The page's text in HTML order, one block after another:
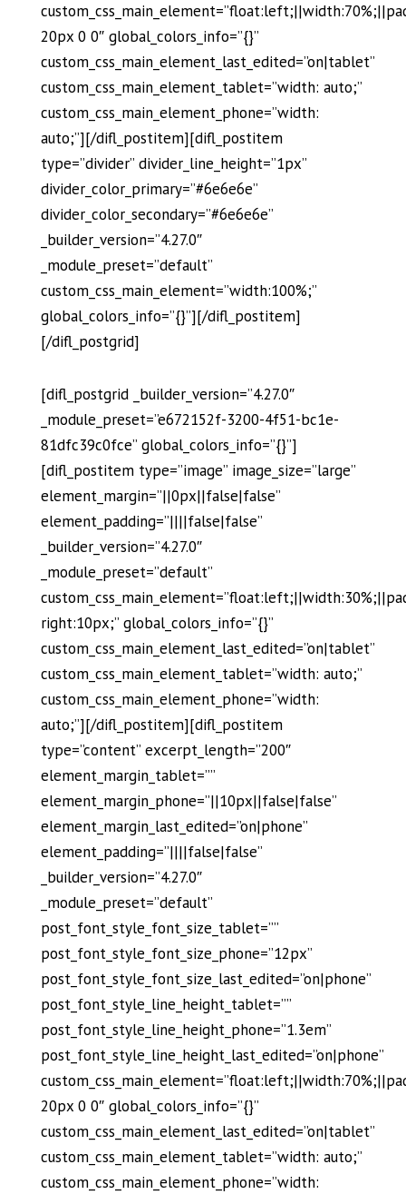
20px 0 0″ global_colors_info=”{}”
custom_css_main_element_last_edited=”on|tablet”
custom_css_main_element_tablet=”width: auto;”
custom_css_main_element_phone=”width:
auto;”][/difl_postitem][difl_postitem
type=”divider” divider_line_height=”1px”
divider_color_primary=”#6e6e6e”
divider_color_secondary=”#6e6e6e”
_builder_version=”4.27.0″
_module_preset=”default”
custom_css_main_element=”width:100%;”
global_colors_info=”{}”][/difl_postitem]
[/difl_postgrid]
[difl_postgrid _builder_version=”4.27.0″
_module_preset=”e672152f-3200-4f51-bc1e-
81dfc39c0fce” global_colors_info=”{}”]
[difl_postitem type=”image” image_size=”large”
element_margin=”||0px||false|false”
element_padding=”||||false|false”
_builder_version=”4.27.0″
_module_preset=”default”
right:10px;” global_colors_info=”{}”
custom_css_main_element_last_edited=”on|tablet”
custom_css_main_element_tablet=”width: auto;”
custom_css_main_element_phone=”width:
auto;”][/difl_postitem][difl_postitem
type=”content” excerpt_length=”200″
element_margin_tablet=””
element_margin_phone=”||10px||false|false”
element_margin_last_edited=”on|phone”
element_padding=”||||false|false”
_builder_version=”4.27.0″
_module_preset=”default”
post_font_style_font_size_tablet=””
post_font_style_font_size_phone=”12px”
post_font_style_font_size_last_edited=”on|phone”
post_font_style_line_height_tablet=””
post_font_style_line_height_phone=”1.3em”
post_font_style_line_height_last_edited=”on|phone”
20px 0 0″ global_colors_info=”{}”
custom_css_main_element_last_edited=”on|tablet”
custom_css_main_element_tablet=”width: auto;”
custom_css_main_element_phone=”width: